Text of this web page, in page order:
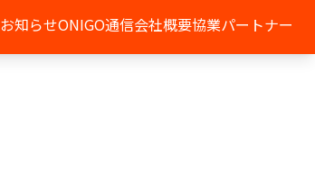
お知らせONIGO通信会社概要協業パートナー